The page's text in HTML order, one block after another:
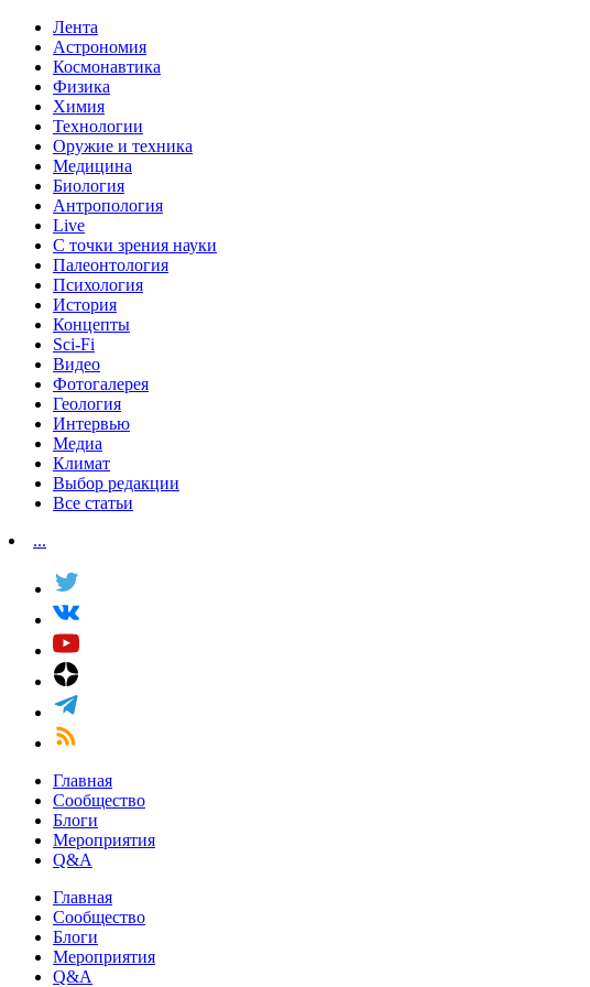
Лента
Астрономия
Космонавтика
Физика
Химия
Технологии
Оружие и техника
Медицина
Биология
Антропология
Live
С точки зрения науки
Палеонтология
Психология
История
Концепты
Sci-Fi
Видео
Фотогалерея
Геология
Интервью
Медиа
Климат
Выбор редакции
Все статьи
...
Главная
Сообщество
Блоги
Мероприятия
Q&A
Главная
Сообщество
Блоги
Мероприятия
Q&A